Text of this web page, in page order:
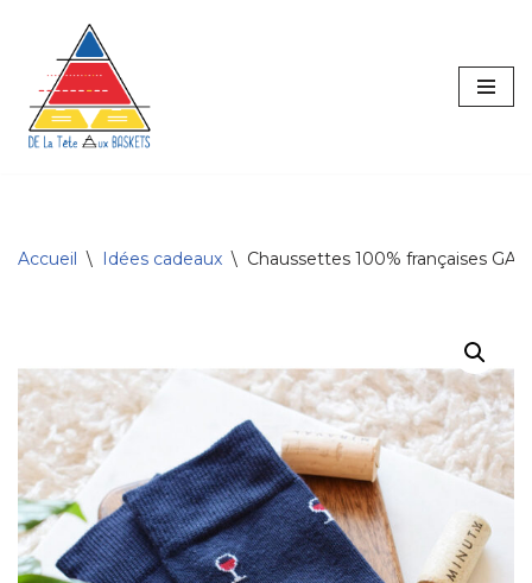
Aller
au
contenu
Accueil \ Idées cadeaux \ Chaussettes 100% françaises